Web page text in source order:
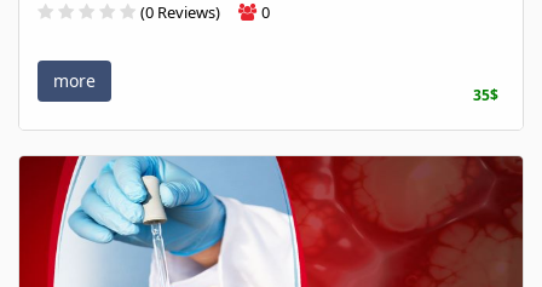
(0 Reviews) 0
more
35$